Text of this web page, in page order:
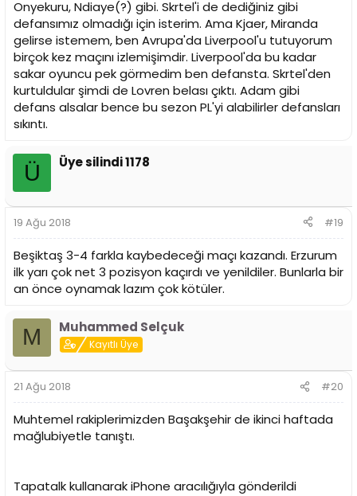
Onyekuru, Ndiaye(?) gibi. Skrtel'i de dediğiniz gibi
defansımız olmadığı için isterim. Ama Kjaer, Miranda
gelirse istemem, ben Avrupa'da Liverpool'u tutuyorum
birçok kez maçını izlemişimdir. Liverpool'da bu kadar
sakar oyuncu pek görmedim ben defansta. Skrtel'den
kurtuldular şimdi de Lovren belası çıktı. Adam gibi
defans alsalar bence bu sezon PL'yi alabilirler defansları
sıkıntı.
Ü Üye silindi 1178
19 Ağu 2018 #19
Beşiktaş 3-4 farkla kaybedeceği maçı kazandı. Erzurum
ilk yarı çok net 3 pozisyon kaçırdı ve yenildiler. Bunlarla bir
an önce oynamak lazım çok kötüler.
M Muhammed Selçuk
Kayıtlı Üye
21 Ağu 2018 #20
Muhtemel rakiplerimizden Başakşehir de ikinci haftada
mağlubiyetle tanıştı.
Tapatalk kullanarak iPhone aracılığıyla gönderildi